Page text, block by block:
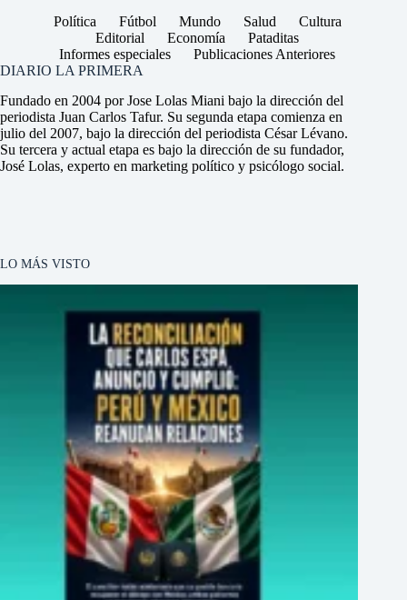
Política Fútbol Mundo Salud
Cultura
Editorial
Economía
Pataditas
Informes especiales
Publicaciones Anteriores
DIARIO LA PRIMERA
Fundado en 2004 por Jose Lolas Miani bajo la dirección del
periodista Juan Carlos Tafur. Su segunda etapa comienza en
julio del 2007, bajo la dirección del periodista César Lévano.
Su tercera y actual etapa es bajo la dirección de su fundador,
José Lolas, experto en marketing político y psicólogo social.
LO MÁS VISTO